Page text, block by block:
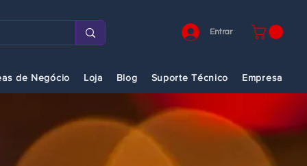
Entrar
de Negócio Loja Blog Suporte Técnico Empresa